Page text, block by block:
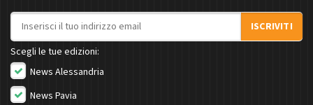
Indirizzo email
ISCRIVITI
Scegli le tue edizioni:
News Alessandria
News Pavia